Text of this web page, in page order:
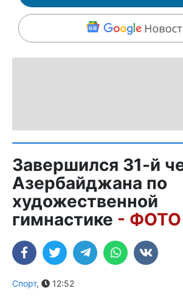
Завершился 31-й
Азербайджана по
художественной
гимнастике - ФОТО
Спорт, 12:52